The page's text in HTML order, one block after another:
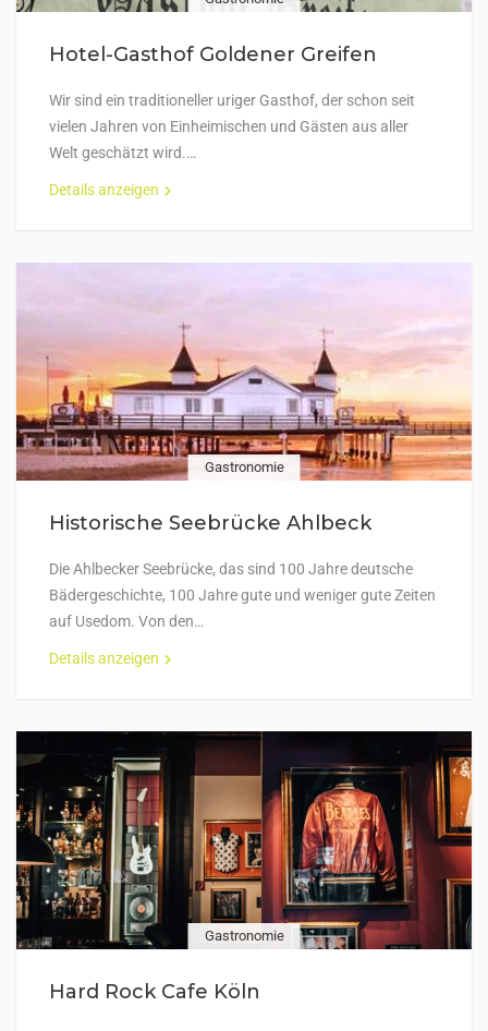
Hotel-Gasthof Goldener Greifen
Wir sind ein traditioneller uriger Gasthof, der schon seit
vielen Jahren von Einheimischen und Gästen aus aller
Welt geschätzt wird.…
Details anzeigen
Gastronomie
Historische Seebrücke Ahlbeck
Die Ahlbecker Seebrücke, das sind 100 Jahre deutsche
Bädergeschichte, 100 Jahre gute und weniger gute Zeiten
auf Usedom. Von den…
Details anzeigen
Gastronomie
Hard Rock Cafe Köln